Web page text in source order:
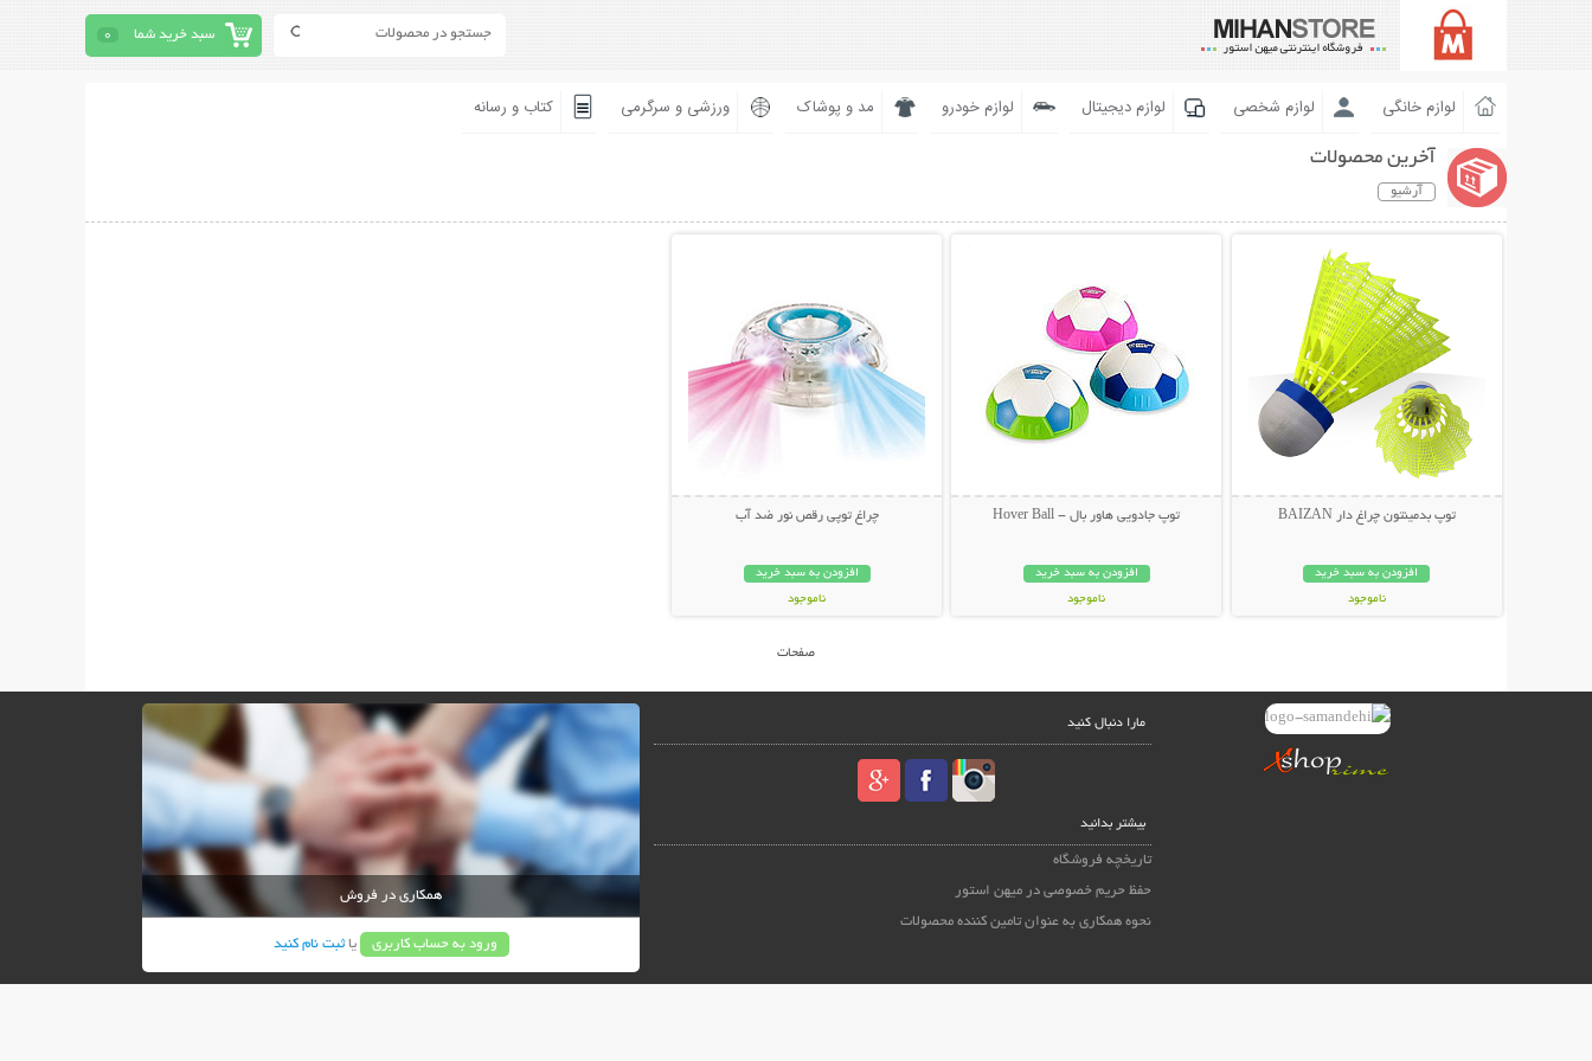
سبد خرید شما 0
لوازم خانگی لوازم شخصی لوازم دیجیتال لوازم خودرو مد و پوشاک ورزشی و سرگرمی کتاب و رسانه
آخرین محصولات
آرشیو
توپ بدمینتون چراغ دار BAIZAN
افزودن به سبد خرید
ناموجود
توپ جادویی هاور بال - Hover Ball
افزودن به سبد خرید
ناموجود
چراغ توپی رقص نور ضد آب
افزودن به سبد خرید
ناموجود
صفحات
مارا دنبال کنید
بیشتر بدانید
تاریخچه فروشگاه
حفظ حریم خصوصی در میهن استور
نحوه همکاری به عنوان تامین کننده محصولات
همکاری در فروش
ورود به حساب کاربری یاثبت نام کنید